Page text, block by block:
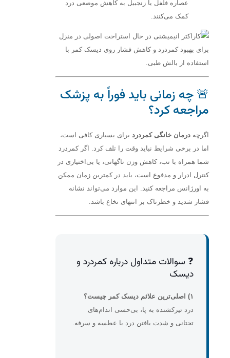
عصاره فلفل یا زنجبیل به کاهش موضعی درد
کمک می‌کنند.
🚨 چه زمانی باید فوراً به پزشک
مراجعه کرد؟
اگرچه درمان خانگی کمردرد برای بسیاری کافی است،
اما در برخی شرایط نباید وقت را تلف کرد. اگر کمردرد
شما همراه با تب، کاهش وزن ناگهانی، یا بی‌اختیاری در
کنترل ادرار و مدفوع است، باید در کمترین زمان ممکن
به اورژانس مراجعه کنید. این موارد می‌تواند نشانه
فشار شدید و خطرناک بر انتهای نخاع باشد.
❓ سوالات متداول درباره کمردرد و
دیسک
۱) اصلی‌ترین علائم دیسک کمر چیست؟
درد تیرکشنده به پا، بی‌حسی اندام‌های
تحتانی و شدت یافتن درد با عطسه و سرفه.